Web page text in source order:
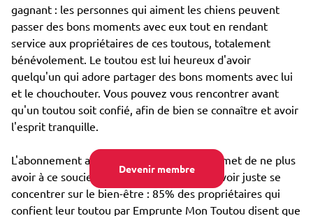
Devenir membre
gagnant : les personnes qui aiment les chiens peuvent
passer des bons moments avec eux tout en rendant
service aux propriétaires de ces toutous, totalement
bénévolement. Le toutou est lui heureux d'avoir
quelqu'un qui adore partager des bons moments avec lui
et le chouchouter. Vous pouvez vous rencontrer avant
qu'un toutou soit confié, afin de bien se connaître et avoir
l'esprit tranquille.
L'abonnement annuel très bon marché permet de ne plus
avoir à ce soucier du coût de garde, et pouvoir juste se
concentrer sur le bien-être : 85% des propriétaires qui
confient leur toutou par Emprunte Mon Toutou disent que